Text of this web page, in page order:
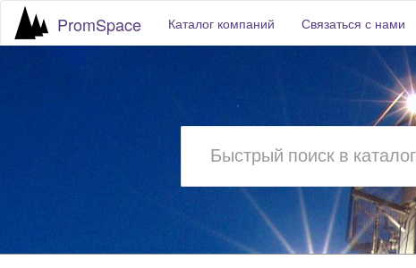
PromSpace Каталог компаний Связаться с нами